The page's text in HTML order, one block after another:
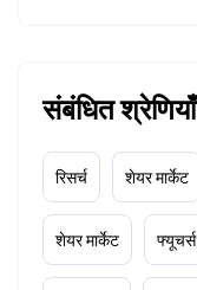
संबंधित श्रेणियाँ
रिसर्च शेयर मार्केट
शेयर मार्केट